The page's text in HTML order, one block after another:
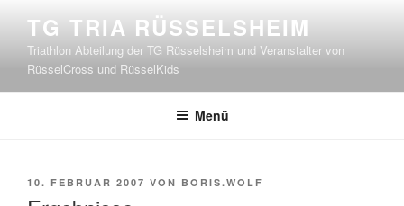
springen
TG TRIA RÜSSELSHEIM
Triathlon Abteilung der TG Rüsselsheim und Veranstalter von
RüsselCross und RüsselKids
Menü
VERÖFFENTLICHT
10. FEBRUAR 2007 VON BORIS.WOLF